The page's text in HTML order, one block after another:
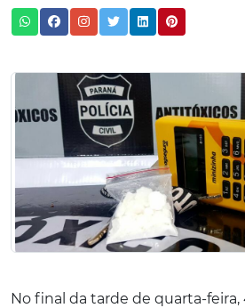
No final da tarde de quarta-